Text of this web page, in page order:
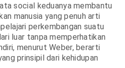
social keduanya membantu
manusia yang penuh arti
perkembangan suatu
luar tanpa memperhatikan
menurut Weber, berarti
prinsipil dari kehidupan